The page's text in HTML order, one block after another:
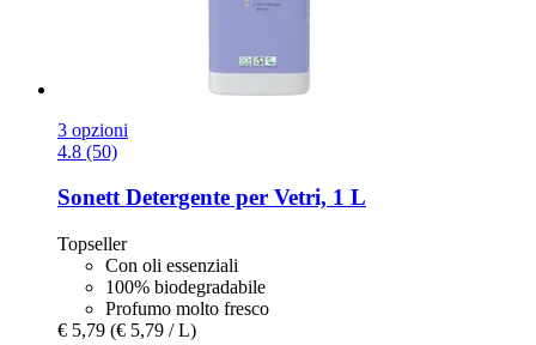
3 opzioni
4.8 (50)
SonettDetergente per Vetri, 1 L
Topseller
Con oli essenziali
100% biodegradabile
Profumo molto fresco
€ 5,79 (€ 5,79 / L)